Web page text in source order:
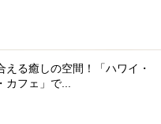
える癒しの空間！「ハワイ・
カフェ」で...